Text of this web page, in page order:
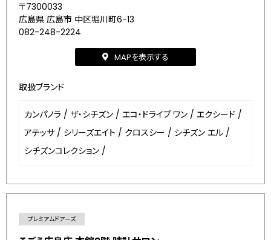
〒7300033
広島県 広島市 中区堀川町6-13
082-248-2224
MAPを表示する
取扱ブランド
カンパノラ / ザ・シチズン / エコ・ドライブ ワン / エクシード /
アテッサ / シリーズエイト / クロスシー / シチズン エル /
シチズンコレクション /
プレミアムドアーズ